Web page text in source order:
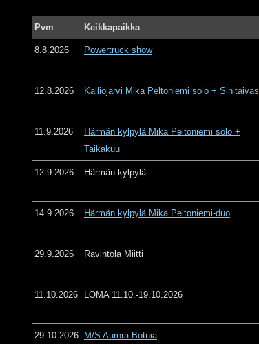
Pvm Keikkapaikka
8.8.2026 Powertruck show
12.8.2026 Kalliojärvi Mika Peltoniemi solo + Sinitaivas
11.9.2026
Härmän kylpylä Mika Peltoniemi solo +
Taikakuu
12.9.2026 Härmän kylpylä
14.9.2026 Härmän kylpylä Mika Peltoniemi-duo
29.9.2026 Ravintola Miitti
11.10.2026 LOMA 11.10.-19.10.2026
29.10.2026 M/S Aurora Botnia